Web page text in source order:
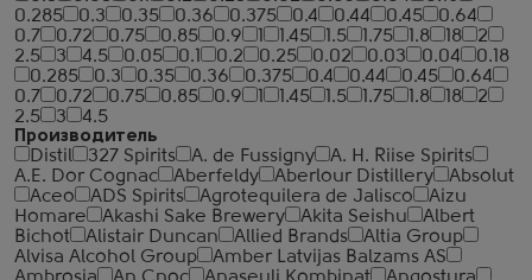
0.285
0.3 0.35 0.36 0.375 0.4 0.44 0.45
0.64
0.7
0.72 0.75 0.85 0.9 1.45 1.5 1.75 1.8 18
2
2.5
3 4.5 0.05 0.1 0.2 0.25 0.02 0.03 0.04
0.18
0.285
0.3 0.35 0.36 0.375 0.4 0.44 0.45
0.64
0.7
0.72 0.75 0.85 0.9 1.45 1.5 1.75 1.8 18
2
2.5
3
4.5
Производитель
Distil
327 Spirits A. de Fussigny
A. H. Riise Spirits
A.E. Dor Cognac
Aberfeldy Aberlour Distillery
Absolut
Aceo
ADS Spirits Agrotequilera de Jalisco
Aizu
Homare
Akashi Sake Brewery Akita Seishu
Albert
Bichot
Alistair Duncan Allied Brands
Altia Group
Alvisa Alcohol Group
Amber Latvijas Balzams AS